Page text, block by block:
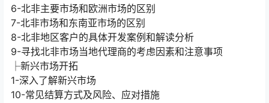
7-北非市场和东南亚市场的区别
8-北非地区客户的具体开发案例和解读分析
9-寻找北非市场当地代理商的考虑因素和注意事项
├新兴市场开拓
1-深入了解新兴市场
10-常见结算方式及风险、应对措施
11-几招搞定新兴市场买家-熟悉自己